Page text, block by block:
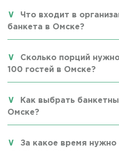
Что входит в
банкета в Омске?
Сколько порций
100 гостей в Омске?
Как выбрать
Омске?
За какое время нужно